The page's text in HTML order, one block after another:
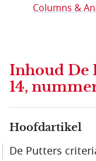
Columns &
Inhoud De
14,
Hoofdartikel
De Putters